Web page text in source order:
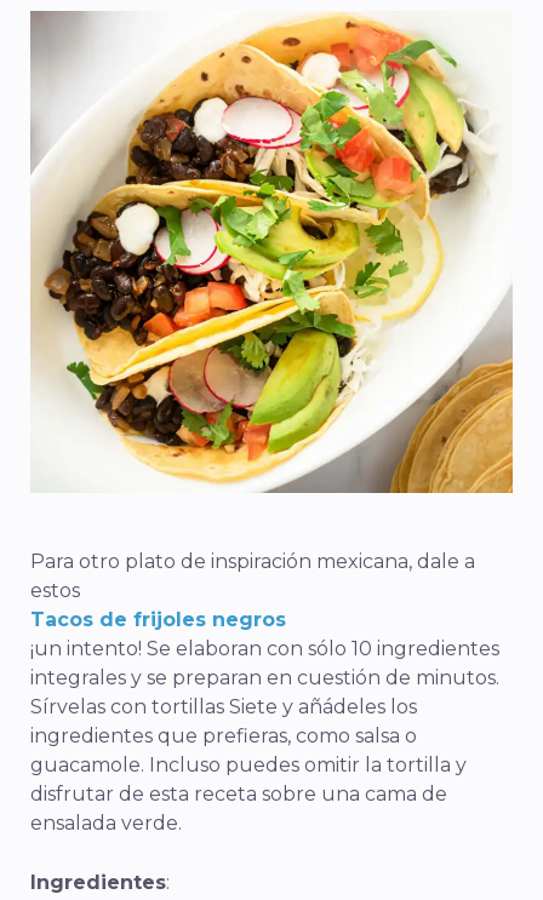
Para otro plato de inspiración mexicana, dale a
estos
Tacos de frijoles negros
¡un intento! Se elaboran con sólo 10 ingredientes
integrales y se preparan en cuestión de minutos.
Sírvelas con tortillas Siete y añádeles los
ingredientes que prefieras, como salsa o
guacamole. Incluso puedes omitir la tortilla y
disfrutar de esta receta sobre una cama de
ensalada verde.
Ingredientes: